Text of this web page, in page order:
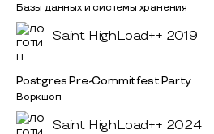
Базы данных и системы хранения
Saint HighLoad++ 2019
Postgres Pre-Commitfest Party
Воркшоп
Saint HighLoad++ 2024